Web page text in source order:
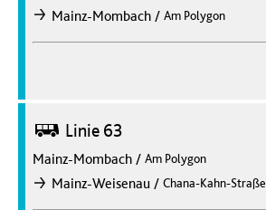
nachMainz-Mombach / Am Polygon
Bus Linie 63
Mainz-Mombach / Am Polygon
nachMainz-Weisenau / Chana-Kahn-Straße